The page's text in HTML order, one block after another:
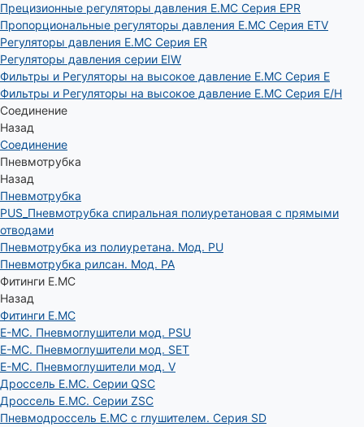
Прецизионные регуляторы давления E.MC Серия EPR
Пропорциональные регуляторы давления E.MC Серия ETV
Регуляторы давления E.MC Серия ER
Регуляторы давления серии EIW
Фильтры и Регуляторы на высокое давление E.MC Серия E
Фильтры и Регуляторы на высокое давление E.MC Серия E/H
Соединение
Назад
Соединение
Пневмотрубка
Назад
Пневмотрубка
PUS_Пневмотрубка спиральная полиуретановая с прямыми
отводами
Пневмотрубка из полиуретана. Мод. РU
Пневмотрубка рилсан. Мод. PA
Фитинги E.MC
Назад
Фитинги E.MC
E-MC. Пневмоглушители мод. PSU
E-MC. Пневмоглушители мод. SET
E-MC. Пневмоглушители мод. V
Дроссель E.MC. Серии QSC
Дроссель E.MC. Серии ZSC
Пневмодроссель E.MC с глушителем. Серия SD